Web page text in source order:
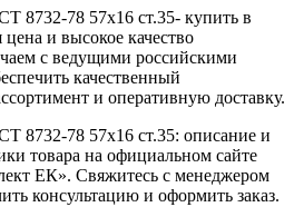
8732-78 57x16 ст.35- купить в
и высокое качество
с ведущими российскими
качественный
и оперативную доставку.
8732-78 57x16 ст.35: описание и
товара на официальном сайте
ЕК». Свяжитесь с менеджером
консультацию и оформить заказ.